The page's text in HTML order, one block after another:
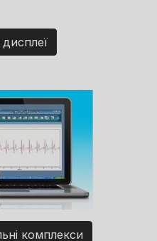
дисплеї
комплекси